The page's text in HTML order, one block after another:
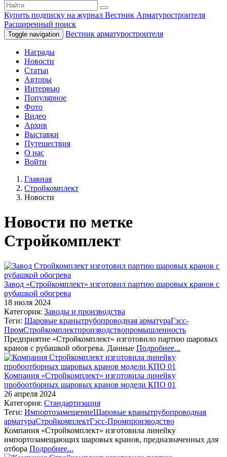
Купить подписку на журнал Вестник Арматуростроителя
Расширенный поиск
Toggle navigation Вестник арматуростроителя
Награды
Новости
Статьи
Авторы
Интервью
Популярное
Фото
Видео
Архив
Выставки
Путешествия
О нас
Войти
Главная
Стройкомплект
Новости
Новости по метке
Стройкомплект
Завод «Стройкомплект» изготовил партию шаровых кранов с
рубашкой обогрева
18 июля 2024
Категория: Заводы и производства
Теги: Шаровые кранытрубопроводная арматураГэсс-
ПромСтройкомплектпроизводствопромышленность
Предприятие «Стройкомплект» изготовило партию шаровых
кранов с рубашкой обогрева. Данные Подробнее...
Компания «Стройкомплект» изготовила линейку
пробоотборных шаровых кранов модели КПО 01
26 апреля 2024
Категория: Стандартизация
Теги: ИмпортозамещениеШаровые кранытрубопроводная
арматураСтройкомплектГэсс-Промпроизводство
Компания «Стройкомплект» изготовила линейку
импортозамещающих шаровых кранов, предназначенных для
отбора Подробнее...